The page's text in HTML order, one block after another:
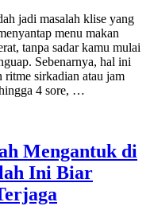
jadi masalah klise yang
menu makan
tanpa sadar kamu mulai
Sebenarnya, hal ini
ritme sirkadian atau jam
4 sore, …
Mengantuk di
Ini Biar